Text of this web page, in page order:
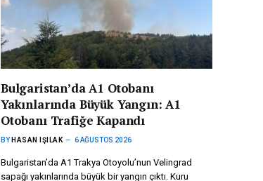
Bulgaristan’da A1 Otobanı
Yakınlarında Büyük Yangın: A1
Otobanı Trafiğe Kapandı
BY HASAN IŞILAK 6 AĞUSTOS 2026
Bulgaristan’da A1 Trakya Otoyolu’nun Velingrad
sapağı yakınlarında büyük bir yangın çıktı. Kuru